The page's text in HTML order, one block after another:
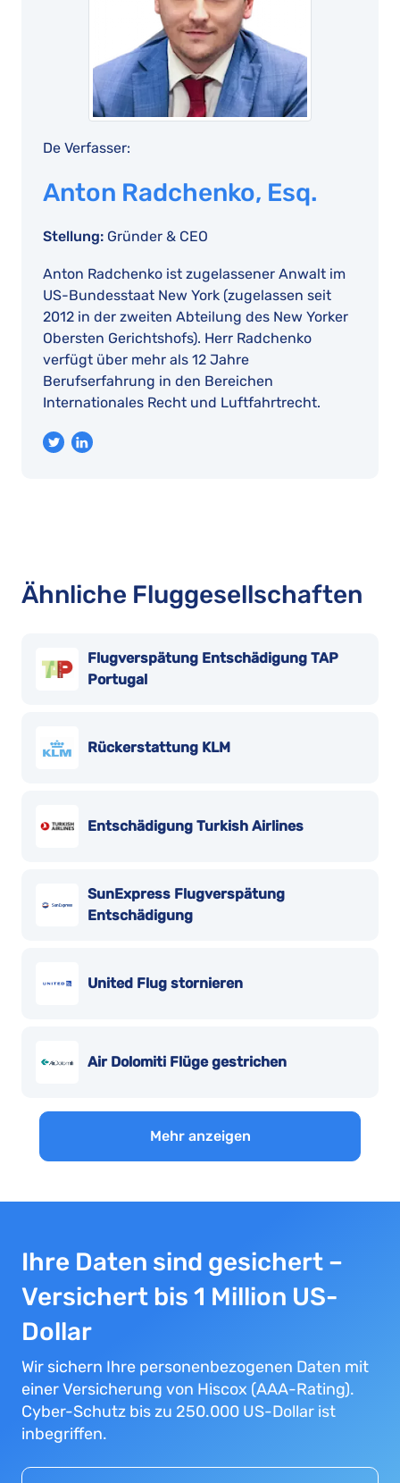
De Verfasser:
Anton Radchenko, Esq.
Stellung: Gründer & CEO
Anton Radchenko ist zugelassener Anwalt im
US-Bundesstaat New York (zugelassen seit
2012 in der zweiten Abteilung des New Yorker
Obersten Gerichtshofs). Herr Radchenko
verfügt über mehr als 12 Jahre
Berufserfahrung in den Bereichen
Internationales Recht und Luftfahrtrecht.
Ähnliche Fluggesellschaften
Flugverspätung Entschädigung TAP
Portugal
Rückerstattung KLM
Entschädigung Turkish Airlines
SunExpress Flugverspätung
Entschädigung
United Flug stornieren
Air Dolomiti Flüge gestrichen
Mehr anzeigen
Ihre Daten sind gesichert –
Versichert bis 1 Million US-
Dollar
Wir sichern Ihre personenbezogenen Daten mit
einer Versicherung von Hiscox (AAA-Rating).
Cyber-Schutz bis zu 250.000 US-Dollar ist
inbegriffen.